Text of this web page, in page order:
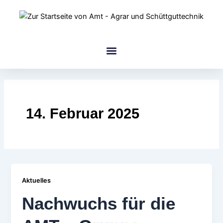
14. Februar 2025
Aktuelles
Nachwuchs für die